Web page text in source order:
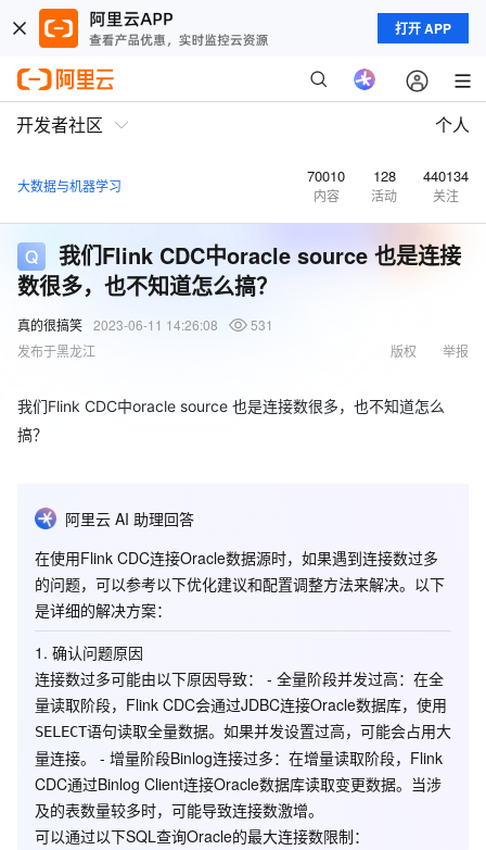
打开 APP
开发者社区 个人
大数据与机器学习 70010
内容
128
活动
440134
关注
我们Flink CDC中oracle source 也是连接
数很多，也不知道怎么搞？
真的很搞笑 2023-06-11 14:26:08
531
发布于黑龙江
举报
版权
我们Flink CDC中oracle source 也是连接数很多，也不知道怎么
搞？
阿里云 AI 助理回答
在使用Flink CDC连接Oracle数据源时，如果遇到连接数过多
的问题，可以参考以下优化建议和配置调整方法来解决。以下
是详细的解决方案：
1. 确认问题原因
连接数过多可能由以下原因导致： - 全量阶段并发过高：在全
量读取阶段，Flink CDC会通过JDBC连接Oracle数据库，使用
SELECT语句读取全量数据。如果并发设置过高，可能会占用大
量连接。 - 增量阶段Binlog连接过多：在增量读取阶段，Flink
CDC通过Binlog Client连接Oracle数据库读取变更数据。当涉
及的表数量较多时，可能导致连接数激增。
可以通过以下SQL查询Oracle的最大连接数限制：